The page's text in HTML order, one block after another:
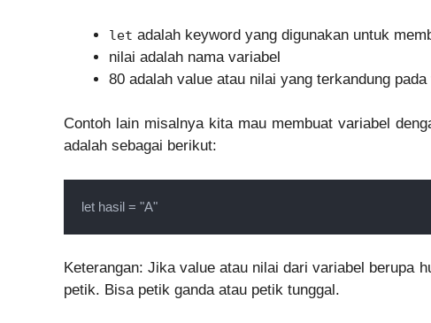
let adalah keyword yang digunakan untuk
nilai adalah nama variabel
80 adalah value atau nilai yang terkandung pada
Contoh lain misalnya kita mau membuat variabel
adalah sebagai berikut:
let hasil = "A"
Keterangan: Jika value atau nilai dari variabel berupa
petik. Bisa petik ganda atau petik tunggal.